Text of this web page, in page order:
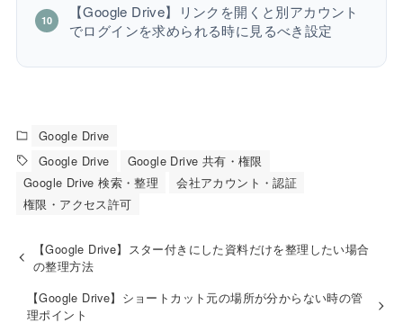
【Google Drive】リンクを開くと別アカウント
でログインを求められる時に見るべき設定
Google Drive
Google Drive
Google Drive 共有・権限
Google Drive 検索・整理
会社アカウント・認証
権限・アクセス許可
【Google Drive】スター付きにした資料だけを整理したい場合
の整理方法
【Google Drive】ショートカット元の場所が分からない時の管
理ポイント